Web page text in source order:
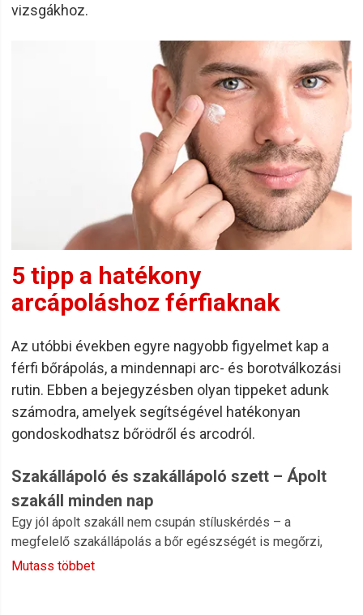
vizsgákhoz.
5 tipp a hatékony
arcápoláshoz férfiaknak
Az utóbbi években egyre nagyobb figyelmet kap a
férfi bőrápolás, a mindennapi arc- és borotválkozási
rutin. Ebben a bejegyzésben olyan tippeket adunk
számodra, amelyek segítségével hatékonyan
gondoskodhatsz bőrödről és arcodról.
Szakállápoló és szakállápoló szett – Ápolt
szakáll minden nap
Egy jól ápolt szakáll nem csupán stíluskérdés – a
megfelelő szakállápolás a bőr egészségét is megőrzi,
miközben a szőrzet puha, rendezett és kellemes tapintású
Mutass többet